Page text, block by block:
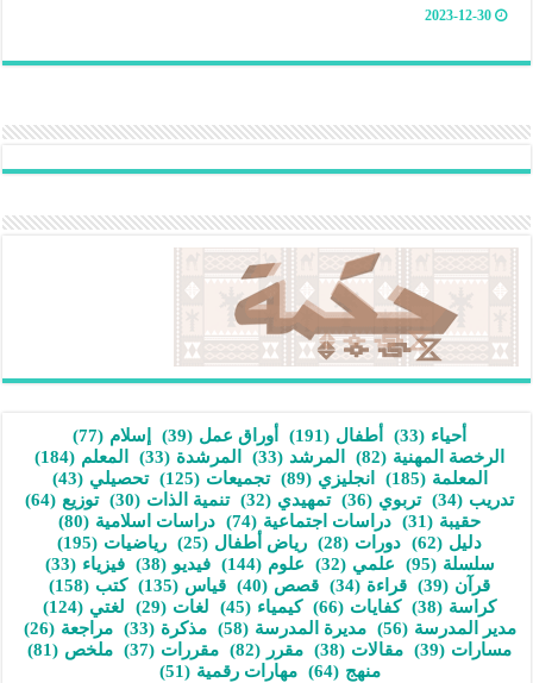
2023-12-30
أحياء (33) أطفال (191) أوراق عمل (39) إسلام (77)
الرخصة المهنية (82) المرشد (33) المرشدة (33) المعلم (184)
المعلمة (185) انجليزي (89) تجميعات (125) تحصيلي (43)
تدريب (34) تربوي (36) تمهيدي (32) تنمية الذات (30) توزيع (64)
حقيبة (31) دراسات اجتماعية (74) دراسات اسلامية (80)
دليل (62) دورات (28) رياض أطفال (25) رياضيات (195)
سلسلة (95) علمي (32) علوم (144) فيديو (38) فيزياء (33)
قرآن (39) قراءة (34) قصص (40) قياس (135) كتب (158)
كراسة (38) كفايات (66) كيمياء (45) لغات (29) لغتي (124)
مدير المدرسة (56) مديرة المدرسة (58) مذكرة (33) مراجعة (26)
مسارات (39) مقالات (38) مقرر (82) مقررات (37) ملخص (81)
منهج (64) مهارات رقمية (51)